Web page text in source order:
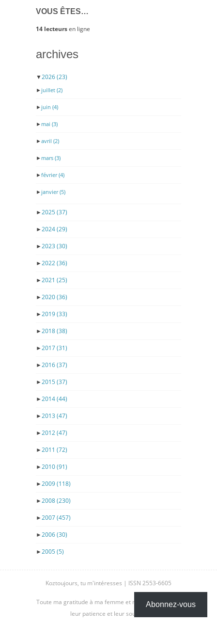
VOUS ÊTES…
14 lecteursen ligne
archives
▼2026(23)
► juillet (2)
► juin (4)
► mai (3)
►avril (2)
► mars (3)
►février(4)
► janvier(5)
►2025(37)
►2024(29)
►2023 (30)
►2022(36)
►2021 (25)
►2020(36)
►2019(33)
►2018(38)
►2017(31)
►2016(37)
►2015(37)
►2014(44)
►2013 (47)
►2012(47)
►2011 (72)
►2010(91)
►2009(118)
►2008(230)
►2007(457)
►2006(30)
►2005(5)
Koztoujours, tu m'intéresses | ISSN 2553-6605
Toute ma gratitude à ma femme et mes enfants, pour
leur patience et leur soutien.
Abonnez-vous